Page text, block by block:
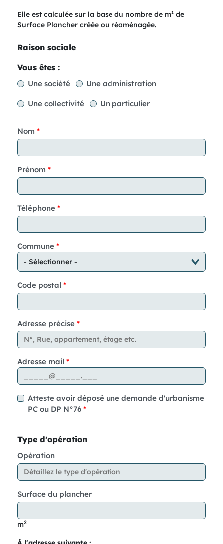
Elle est calculée sur la base du nombre de m² de
Surface Plancher créée ou réaménagée.
Raison sociale
Vous êtes :
Une société Une administration
Une collectivité Un particulier
Nom
Prénom
Téléphone
Commune
Code postal
Adresse précise
Adresse mail
Atteste avoir déposé une demande d'urbanisme
PC ou DP N°76
Type d'opération
Opération
Surface du plancher
m2